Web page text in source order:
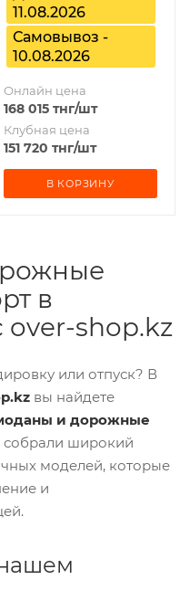
11.08.2026
Самовывоз -
10.08.2026
Онлайн цена
168 015тнг/шт
Клубная цена
151 720 тнг/шт
В КОРЗИНУ
в
over-shop.kz
или отпуск? В
вы найдете
и дорожные
широкий
моделей, которые
и